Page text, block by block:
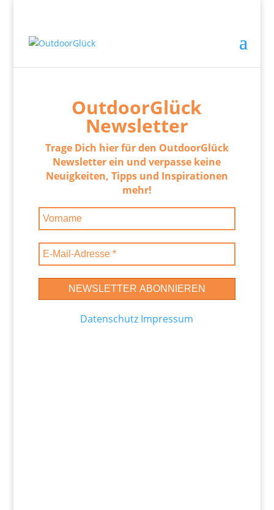
OutdoorGlück Newsletter
OutdoorGlück
Newsletter
Trage Dich hier für den OutdoorGlück
Newsletter ein und verpasse keine
Neuigkeiten, Tipps und Inspirationen
mehr!
Datenschutz Impressum